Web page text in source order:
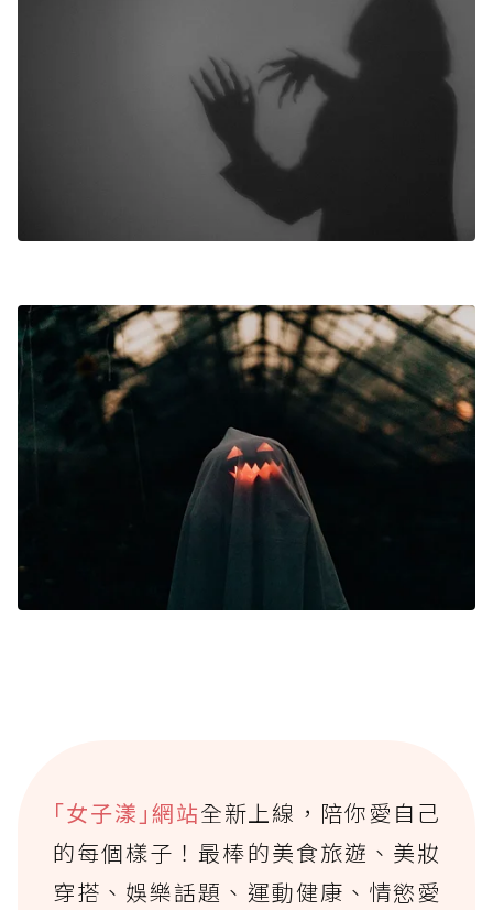
｢女子漾｣網站全新上線，陪你愛自己
的每個樣子！最棒的美食旅遊、美妝
穿搭、娛樂話題、運動健康、情慾愛